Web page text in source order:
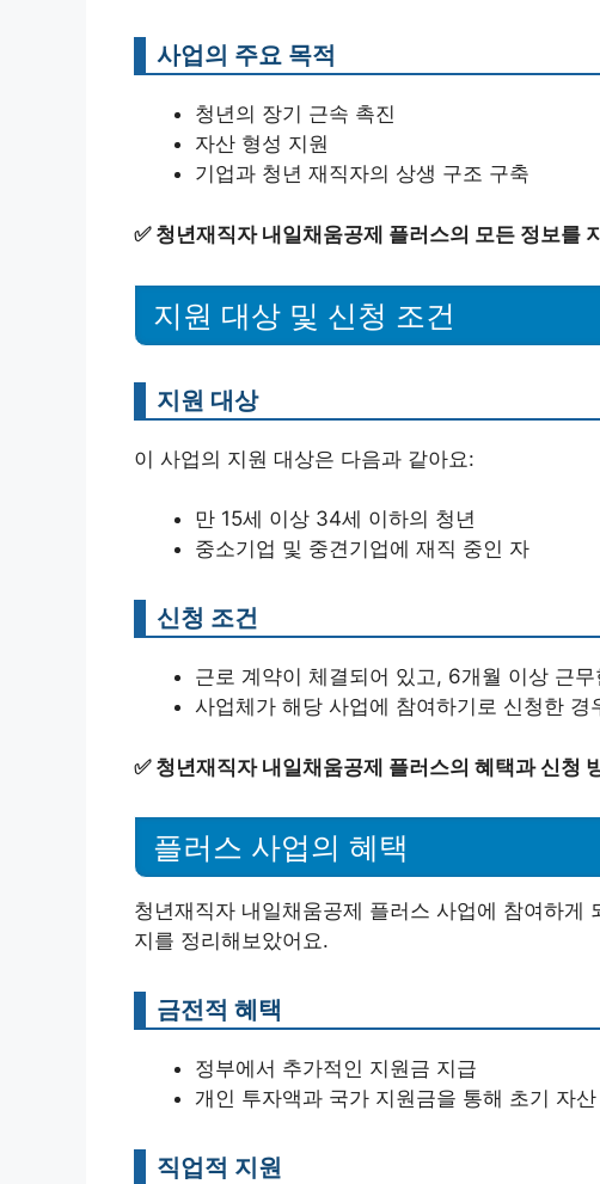
사업의 주요 목적
청년의 장기 근속 촉진
자산 형성 지원
기업과 청년 재직자의 상생 구조 구축
✅ 청년재직자 내일채움공제 플러스의 모든 정보를
지원 대상 및 신청 조건
지원 대상
이 사업의 지원 대상은 다음과 같아요:
만 15세 이상 34세 이하의 청년
중소기업 및 중견기업에 재직 중인 자
신청 조건
근로 계약이 체결되어 있고, 6개월 이상 근무
사업체가 해당 사업에 참여하기로 신청한 경
✅ 청년재직자 내일채움공제 플러스의 혜택과 신청
플러스 사업의 혜택
청년재직자 내일채움공제 플러스 사업에 참여하
지를 정리해보았어요.
금전적 혜택
정부에서 추가적인 지원금 지급
개인 투자액과 국가 지원금을 통해 초기 자산
직업적 지원